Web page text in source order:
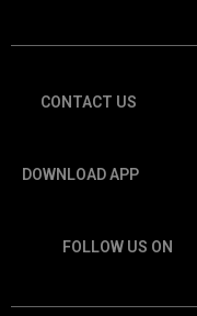
CONTACT US
DOWNLOAD APP
FOLLOW US ON